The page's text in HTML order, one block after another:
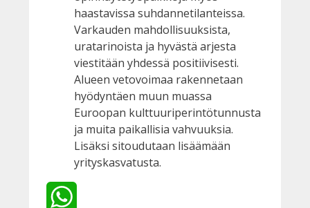
haastavissa suhdannetilanteissa.
Varkauden mahdollisuuksista,
uratarinoista ja hyvästä arjesta
viestitään yhdessä positiivisesti.
Alueen vetovoimaa rakennetaan
hyödyntäen muun muassa
Euroopan kulttuuriperintötunnusta
ja muita paikallisia vahvuuksia.
Lisäksi sitoudutaan lisäämään
yrityskasvatusta.